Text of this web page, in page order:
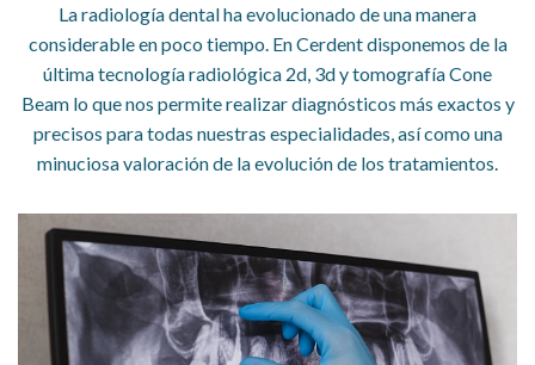
La radiología dental ha evolucionado de una manera
considerable en poco tiempo. En Cerdent disponemos de la
última tecnología radiológica 2d, 3d y tomografía Cone
Beam lo que nos permite realizar diagnósticos más exactos y
precisos para todas nuestras especialidades, así como una
minuciosa valoración de la evolución de los tratamientos.